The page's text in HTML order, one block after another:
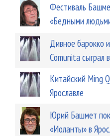
Фестиваль
«Бедными
Дивное барокко
Comunita сыграл
Китайский Ming
Ярославле
Юрий Башмет
«Иоланты» в